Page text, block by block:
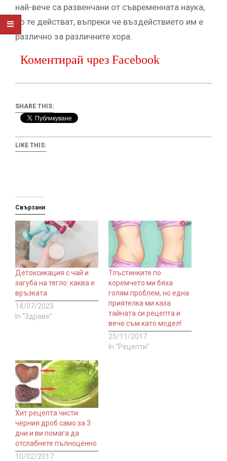
най-вече са развенчани от съвременната наука,
но те действат, въпреки че въздействието им е
различно за различните хора.
Коментирай чрез Facebook
SHARE THIS:
LIKE THIS:
Свързани
Детоксикация с чай и
загуба на тегло: каква е
връзката
14/07/2023
In "Здраве"
Тлъстинките по
коремчето ми бяха
голям проблем, но една
приятелка ми каза
тайната си рецепта и
вече съм като модел!
25/11/2017
In "Рецепти"
Хит рецепта чисти
черния дроб само за 3
дни и ви помага да
отслабнете пълноценно
10/02/2017